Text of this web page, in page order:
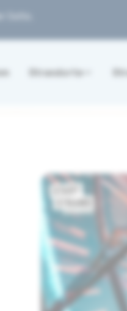
Strandorte